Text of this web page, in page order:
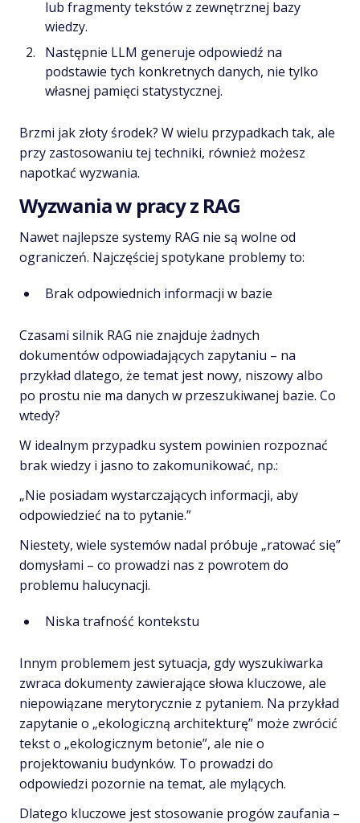
lub fragmenty tekstów z zewnętrznej bazy
wiedzy.
Następnie LLM generuje odpowiedź na
podstawie tych konkretnych danych, nie tylko
własnej pamięci statystycznej.
Brzmi jak złoty środek? W wielu przypadkach tak, ale
przy zastosowaniu tej techniki, również możesz
napotkać wyzwania.
Wyzwania w pracy z RAG
Nawet najlepsze systemy RAG nie są wolne od
ograniczeń. Najczęściej spotykane problemy to:
Brak odpowiednich informacji w bazie
Czasami silnik RAG nie znajduje żadnych
dokumentów odpowiadających zapytaniu – na
przykład dlatego, że temat jest nowy, niszowy albo
po prostu nie ma danych w przeszukiwanej bazie. Co
wtedy?
W idealnym przypadku system powinien rozpoznać
brak wiedzy i jasno to zakomunikować, np.:
„Nie posiadam wystarczających informacji, aby
odpowiedzieć na to pytanie.”
Niestety, wiele systemów nadal próbuje „ratować się”
domysłami – co prowadzi nas z powrotem do
problemu halucynacji.
Niska trafność kontekstu
Innym problemem jest sytuacja, gdy wyszukiwarka
zwraca dokumenty zawierające słowa kluczowe, ale
niepowiązane merytorycznie z pytaniem. Na przykład
zapytanie o „ekologiczną architekturę” może zwrócić
tekst o „ekologicznym betonie”, ale nie o
projektowaniu budynków. To prowadzi do
odpowiedzi pozornie na temat, ale mylących.
Dlatego kluczowe jest stosowanie progów zaufania –